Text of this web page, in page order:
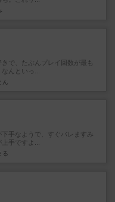
きで、たぶんプレイ回数が最も
んといっ...
手なようで、すぐバレますみ
手ですよ...
る